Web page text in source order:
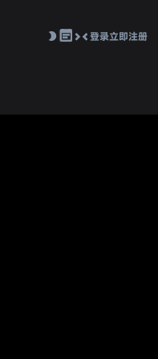
登录立即注册